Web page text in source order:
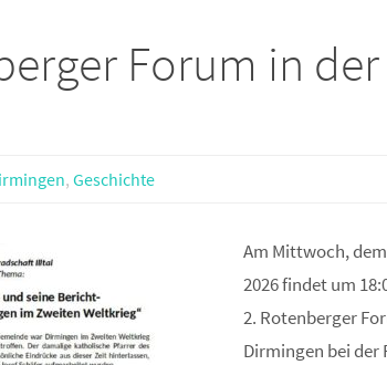
Forum in der
, Geschichte
Am Mittwoch,
2026 findet um
2. Rotenberger
Dirmingen bei der